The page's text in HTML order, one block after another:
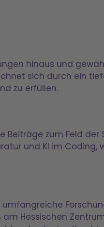
hinaus und
sich durch ein
zu erfüllen.
Beiträge zum Feld
und KI im Coding,
Hessischen